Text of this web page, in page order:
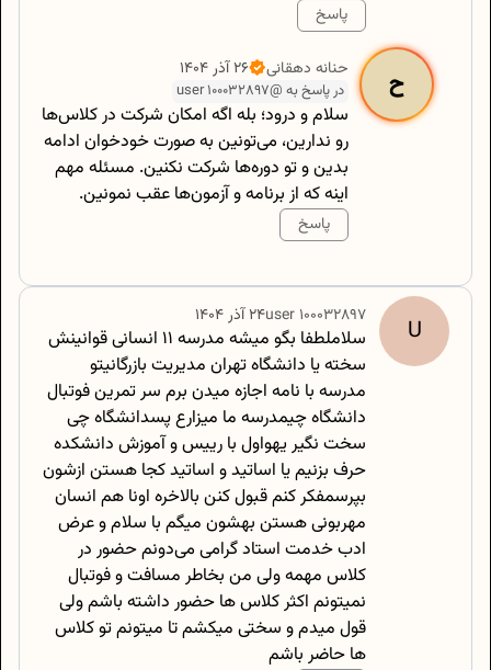
پاسخ
ح حنانه دهقانی ۲۶ آذر ۱۴۰۴
در پاسخ به @user 100032897
سلام و درود؛ بله اگه امکان شرکت در کلاس‌ها
رو ندارین، می‌تونین به صورت خودخوان ادامه
بدین و تو دوره‌ها شرکت نکنین. مسئله مهم
اینه که از برنامه و آزمون‌ها عقب نمونین.
پاسخ
U
user100032897 ۲۴ آذر ۱۴۰۴
سلاملطفا بگو میشه مدرسه ۱۱ انسانی قوانینش
سخته یا دانشگاه تهران مدیریت بازرگانیتو
مدرسه با نامه اجازه میدن برم سر تمرین فوتبال
دانشگاه چیمدرسه ما میزارع پسدانشگاه چی
سخت نگیر یهواول با رییس و آموزش دانشکده
حرف بزنیم یا اساتید و اساتید کجا هستن ازشون
بپرسمفکر کنم قبول کنن بالاخره اونا هم انسان
مهربونی هستن بهشون میگم با سلام و عرض
ادب خدمت استاد گرامی می‌دونم حضور در
کلاس مهمه ولی من بخاطر مسافت و فوتبال
نمیتونم اکثر کلاس ها حضور داشته باشم ولی
قول میدم و سختی میکشم تا میتونم تو کلاس
ها حاضر باشم